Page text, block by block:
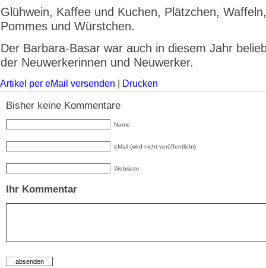
Glühwein, Kaffee und Kuchen, Plätzchen,
Pommes und Würstchen.
Der Barbara-Basar war auch in diesem Jahr
der Neuwerkerinnen und Neuwerker.
Artikel per eMail versenden Drucken
Bisher keine Kommentare
Name
eMail (wird nicht veröffentlicht)
Webseite
Ihr Kommentar